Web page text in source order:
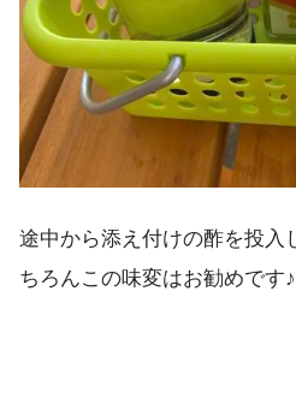
途中から添え付けの酢を投入
ちろんこの味変はお勧めです♪